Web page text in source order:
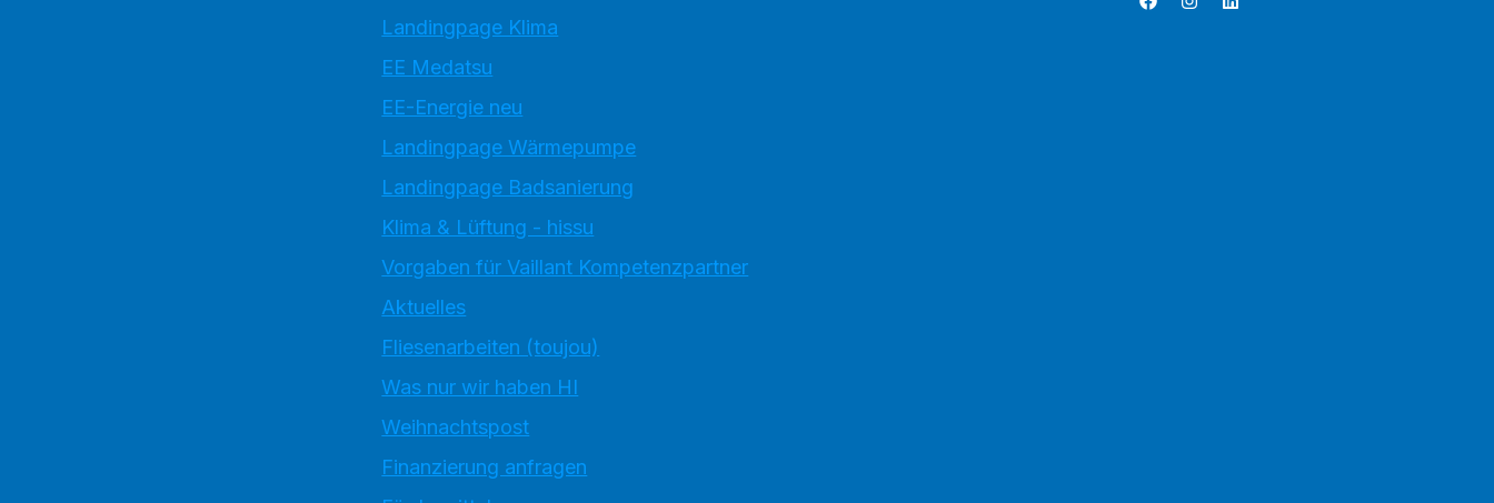
Landingpage Klima
EE Medatsu
EE-Energie neu
Landingpage Wärmepumpe
Landingpage Badsanierung
Klima & Lüftung - hissu
Vorgaben für Vaillant Kompetenzpartner
Aktuelles
Fliesenarbeiten (toujou)
Was nur wir haben HI
Weihnachtspost
Finanzierung anfragen